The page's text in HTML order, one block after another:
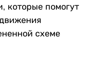
которые помогут
схеме